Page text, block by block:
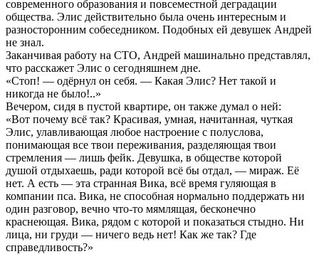
современного образования и повсеместной деградации
общества. Элис действительно была очень интересным и
разносторонним собеседником. Подобных ей девушек Андрей
не знал.
Заканчивая работу на СТО, Андрей машинально представлял,
что расскажет Элис о сегодняшнем дне.
«Стоп! — одёрнул он себя. — Какая Элис? Нет такой и
никогда не было!..»
Вечером, сидя в пустой квартире, он также думал о ней:
«Вот почему всё так? Красивая, умная, начитанная, чуткая
Элис, улавливающая любое настроение с полуслова,
понимающая все твои переживания, разделяющая твои
стремления — лишь фейк. Девушка, в обществе которой
душой отдыхаешь, ради которой всё бы отдал, — мираж. Её
нет. А есть — эта странная Вика, всё время гуляющая в
компании пса. Вика, не способная нормально поддержать ни
один разговор, вечно что-то мямлящая, бесконечно
краснеющая. Вика, рядом с которой и показаться стыдно. Ни
лица, ни груди — ничего ведь нет! Как же так? Где
справедливость?»